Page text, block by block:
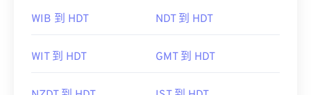
WIB 到 HDT NDT 到 HDT
WIT 到 HDT GMT 到 HDT